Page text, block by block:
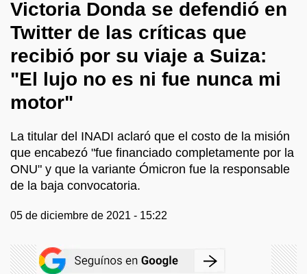
Victoria Donda se defendió en
Twitter de las críticas que
recibió por su viaje a Suiza:
"El lujo no es ni fue nunca mi
motor"
La titular del INADI aclaró que el costo de la misión
que encabezó "fue financiado completamente por la
ONU" y que la variante Ómicron fue la responsable
de la baja convocatoria.
05 de diciembre de 2021 - 15:22